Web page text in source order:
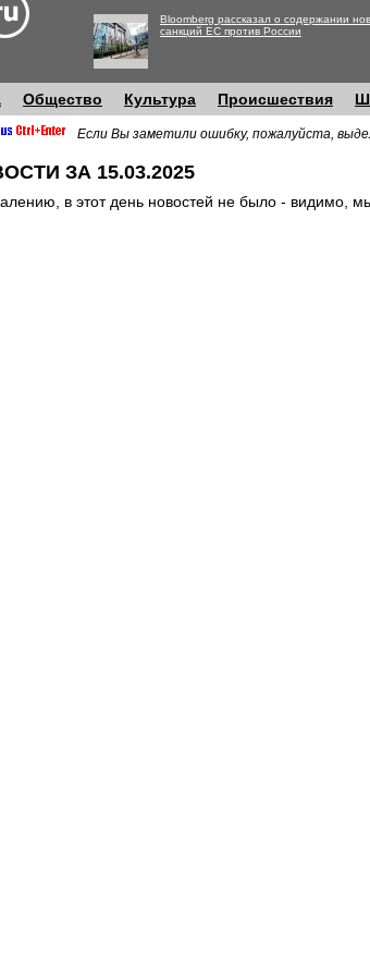
Bloomberg рассказал о содержании
санкций ЕС против России
Общество Культура Происшествия
Если Вы заметили ошибку, пожалуйста,
ЗА 15.03.2025
в этот день новостей не было - видимо,